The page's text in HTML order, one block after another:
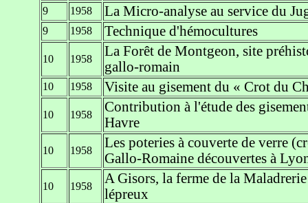
9 1958 La Micro-analyse au service du
9 1958 Technique d'hémocultures
10 1958
La Forêt de Montgeon, site
gallo-romain
10 1958 Visite au gisement du « Crot du
10 1958
Contribution à l'étude des
Havre
10 1958
Les poteries à couverte de verre
Gallo-Romaine découvertes à
10 1958
A Gisors, la ferme de la
lépreux